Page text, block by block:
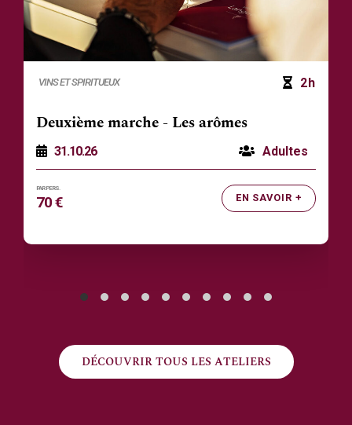
VINS ET SPIRITUEUX 2h
Deuxième marche - Les arômes
Adultes
31.10.26
EN SAVOIR +
70 €
DÉCOUVRIR TOUS LES ATELIERS